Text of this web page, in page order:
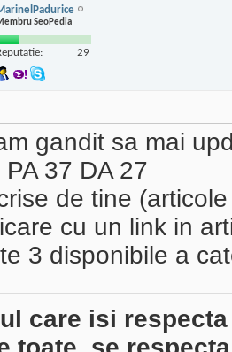
SeoPedia
29
gandit sa mai
37 DA 27
de tine
cu un link in
3 disponibile a
care isi